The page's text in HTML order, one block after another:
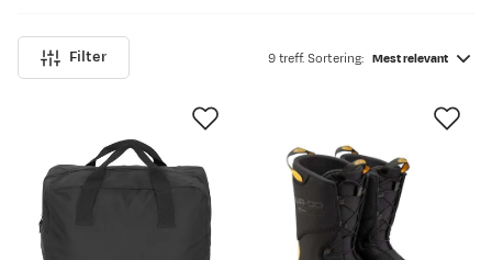
Filter 9 treff. Sortering: Mest relevant